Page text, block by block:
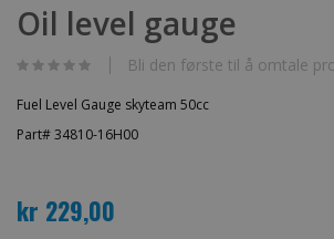
til
begynnelsen
bildegalleri
Oil level gauge
Bli den første til å omtale
Fuel Level Gauge skyteam 50cc
Part# 34810-16H00
kr 229,00